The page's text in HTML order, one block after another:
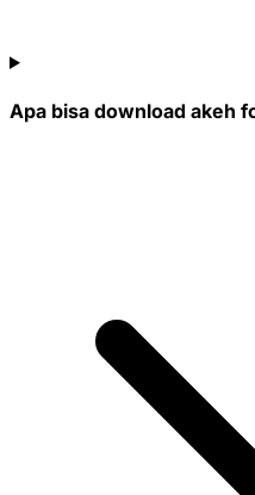
Apa bisa download akeh